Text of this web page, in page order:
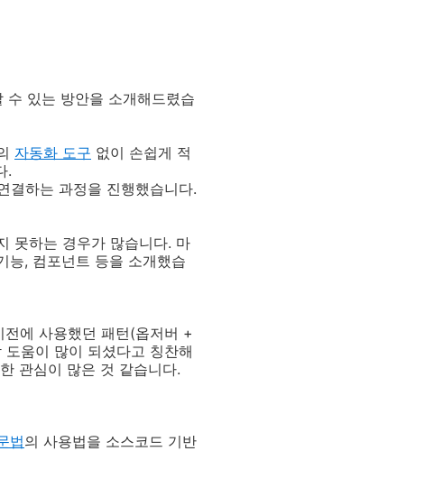
수 있는 방안을 소개해드렸습
자동화 도구 없이 손쉽게 적
.
결하는 과정을 진행했습니다.
못하는 경우가 많습니다. 마
능, 컴포넌트 등을 소개했습
에 사용했던 패턴(옵저버 +
움이 많이 되셨다고 칭찬해
관심이 많은 것 같습니다.
법의 사용법을 소스코드 기반